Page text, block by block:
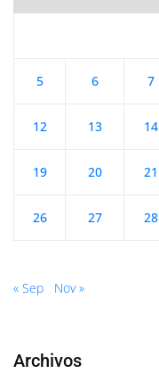
5 6 7
12 13 14
19 20 21
26 27 28
« Sep Nov »
Archivos